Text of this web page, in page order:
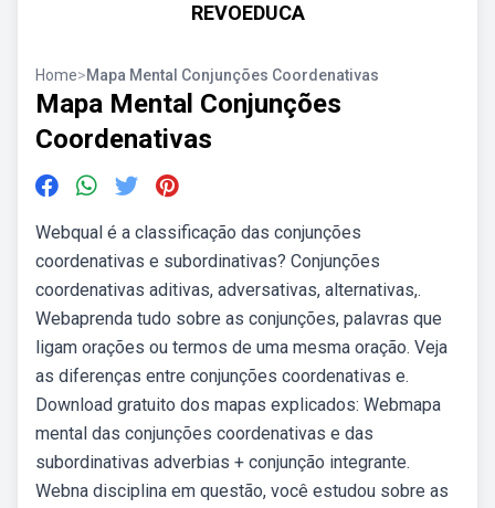
REVOEDUCA
Home>Mapa Mental Conjunções Coordenativas
Mapa Mental Conjunções
Coordenativas
Webqual é a classificação das conjunções
coordenativas e subordinativas? Conjunções
coordenativas aditivas, adversativas, alternativas,.
Webaprenda tudo sobre as conjunções, palavras que
ligam orações ou termos de uma mesma oração. Veja
as diferenças entre conjunções coordenativas e.
Download gratuito dos mapas explicados: Webmapa
mental das conjunções coordenativas e das
subordinativas adverbias + conjunção integrante.
Webna disciplina em questão, você estudou sobre as